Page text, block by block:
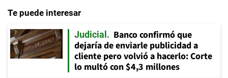
Te puede interesar
Judicial
Banco confirmó que
dejaría de enviarle publicidad a
cliente pero volvió a hacerlo: Corte
lo multó con $4,3 millones